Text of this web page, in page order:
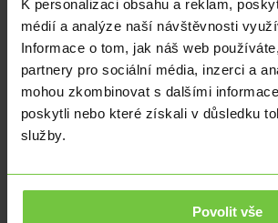
K personalizaci obsahu a reklam,
médií a analýze naší návštěvnosti
Informace o tom, jak náš web
partnery pro sociální média, inzerci a
mohou zkombinovat s dalšími
poskytli nebo které získali v důsledku
služby.
Povolit vše
ANALÝZY|
MĚSÍČNÍ
ANALÝZY|
EUR
Výhled
pohybu
měnového
ZE
ZAHRANIČÍ|
USD
v USA
ANALÝZY|
MĚSÍČNÍ
ANALÝZY|
pohybu
páru